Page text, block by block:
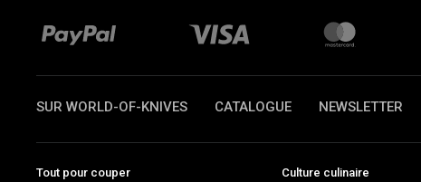
SUR WORLD-OF-KNIVES CATALOGUE NEWSLETTER
Tout pour couper Culture culinaire